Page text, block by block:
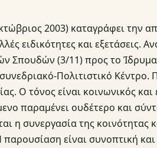
2003) καταγράφει την
ειδικότητες και εξετάσεις.
Σπουδών (3/11) προς το Ίδρυμα
Ο τόνος είναι κοινωνικός
παραμένει ουδέτερο και
η συνεργασία της
είναι συνοπτική